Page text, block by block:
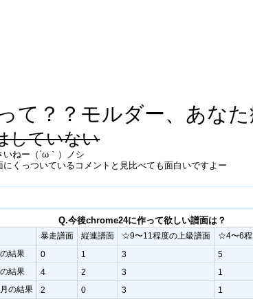
て？？モルダー、あな
していない
ねー（´ω｀）ノシ
くっついているコメントと見比べても面白いですよー
Q.今後chrome24に作って欲しい譜面は？
暴走譜面 縦連譜面 ☆9〜11程度の上級譜面
☆4〜6程
結果
0 1 3
5
結果
4 2 3
1
の結果
2 0 3
1